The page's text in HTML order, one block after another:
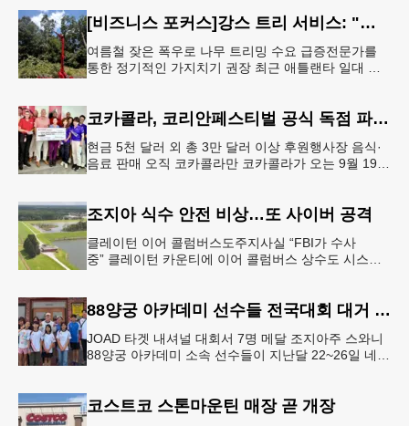
[비즈니스 포커스]강스 트리 서비스: "강풍에 부러질라"… 여름철 주택가 수목 관리 '비상'
여름철 잦은 폭우로 나무 트리밍 수요 급증전문가를
통한 정기적인 가지치기 권장 최근 애틀랜타 일대 주
코카콜라, 코리안페스티벌 공식 독점 파트너 참여
현금 5천 달러 외 총 3만 달러 이상 후원행사장 음식·
음료 판매 오직 코카콜라만 코카콜라가 오는 9월 19-
조지아 식수 안전 비상…또 사이버 공격
클레이턴 이어 콜럼버스도주지사실 “FBI가 수사
중” 클레이턴 카운티에 이어 콜럼버스 상수도 시스템
88양궁 아카데미 선수들 전국대회 대거 입상
JOAD 타겟 내셔널 대회서 7명 메달 조지아주 스와니
88양궁 아카데미 소속 선수들이 지난달 22~26일 네브
코스트코 스톤마운틴 매장 곧 개장